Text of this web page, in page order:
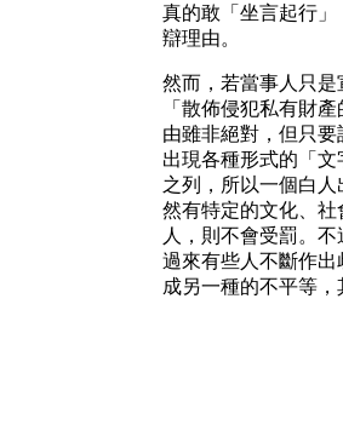
真的敢「坐言起行
辯理由。
然而，若當事人只
「散佈侵犯私有財
由雖非絕對，但只
出現各種形式的「文
之列，所以一個白
然有特定的文化、
人，則不會受罰。不
過來有些人不斷作
成另一種的不平等